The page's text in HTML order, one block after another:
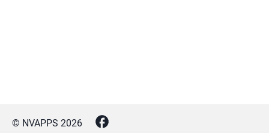
© NVAPPS 2026